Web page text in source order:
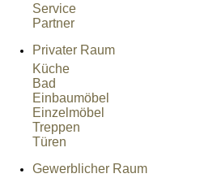
Service
Partner
Privater Raum
Küche
Bad
Einbaumöbel
Einzelmöbel
Treppen
Türen
Gewerblicher Raum